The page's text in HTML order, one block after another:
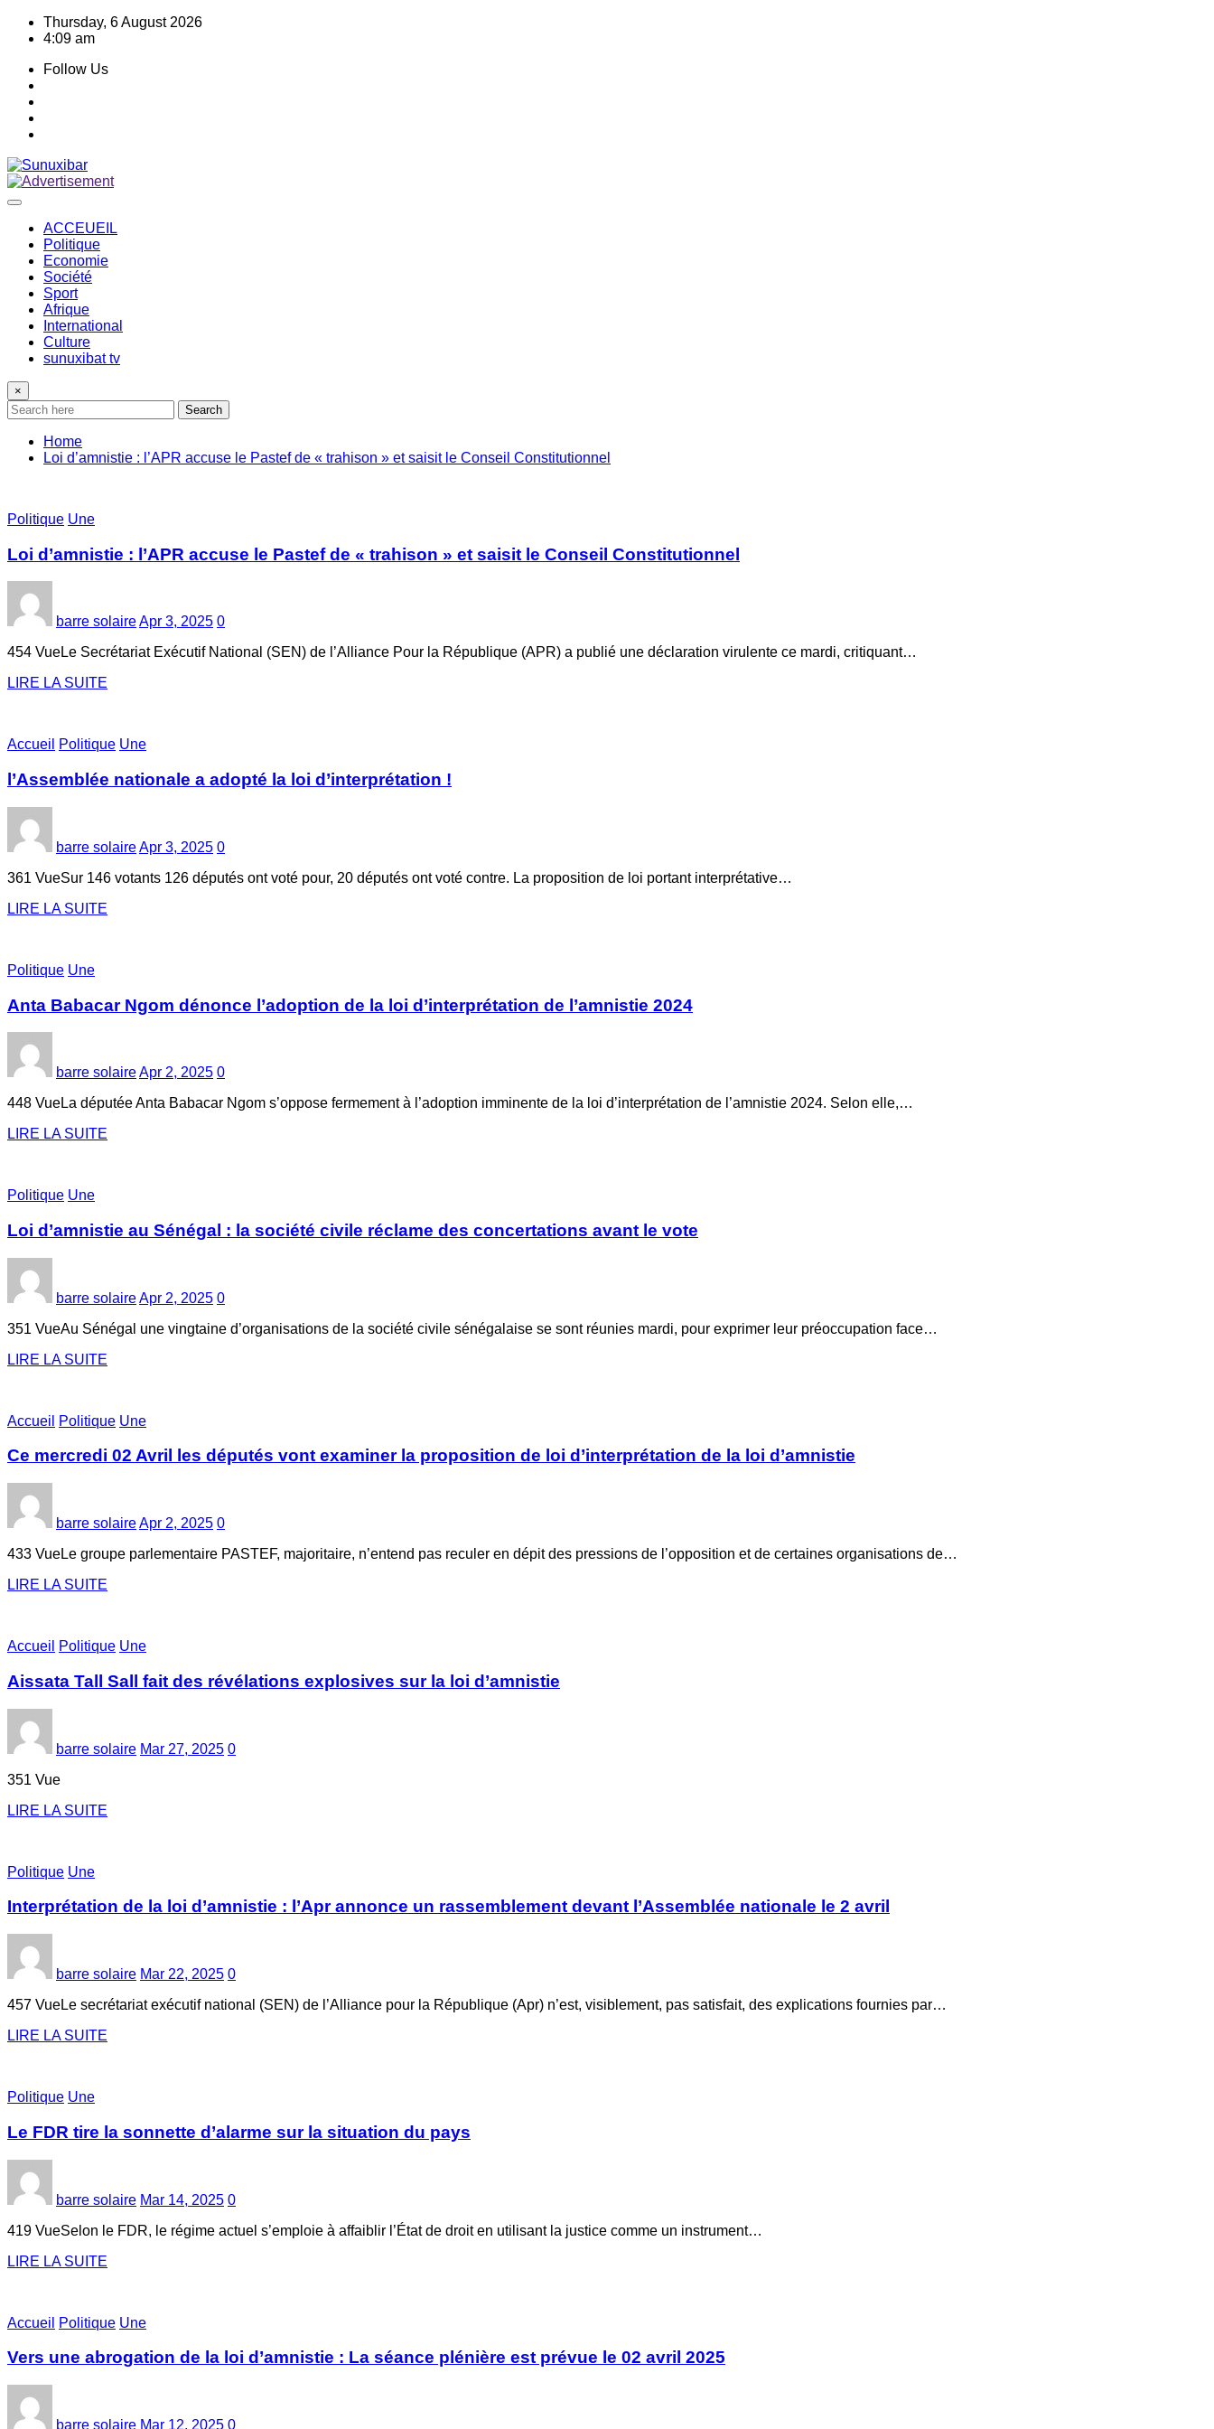
Skip
Thursday, 6 August 2026
4:09 am
Follow Us
ACCEUEIL
Politique
Economie
Société
Sport
Afrique
International
Culture
sunuxibat tv
×
Search
Home
Loi d’amnistie : l’APR accuse le Pastef de « trahison » et saisit le Conseil Constitutionnel
Politique Une
Loi d’amnistie : l’APR accuse le Pastef de « trahison » et saisit le Conseil Constitutionnel
barre solaireApr 3, 2025 0
454 VueLe Secrétariat Exécutif National (SEN) de l’Alliance Pour la République (APR) a publié une déclaration virulente ce mardi, critiquant…
LIRE LA SUITE
Accueil Politique Une
l’Assemblée nationale a adopté la loi d’interprétation !
barre solaireApr 3, 2025 0
361 VueSur 146 votants 126 députés ont voté pour, 20 députés ont voté contre. La proposition de loi portant interprétative…
LIRE LA SUITE
Politique Une
Anta Babacar Ngom dénonce l’adoption de la loi d’interprétation de l’amnistie 2024
barre solaireApr 2, 2025 0
448 VueLa députée Anta Babacar Ngom s’oppose fermement à l’adoption imminente de la loi d’interprétation de l’amnistie 2024. Selon elle,…
LIRE LA SUITE
Politique Une
Loi d’amnistie au Sénégal : la société civile réclame des concertations avant le vote
barre solaireApr 2, 2025 0
351 VueAu Sénégal une vingtaine d’organisations de la société civile sénégalaise se sont réunies mardi, pour exprimer leur préoccupation face…
LIRE LA SUITE
Accueil Politique Une
Ce mercredi 02 Avril les députés vont examiner la proposition de loi d’interprétation de la loi d’amnistie
barre solaireApr 2, 2025 0
433 VueLe groupe parlementaire PASTEF, majoritaire, n’entend pas reculer en dépit des pressions de l’opposition et de certaines organisations de…
LIRE LA SUITE
Accueil Politique Une
Aissata Tall Sall fait des révélations explosives sur la loi d’amnistie
barre solaire Mar 27, 2025 0
351 Vue
LIRE LA SUITE
Politique Une
Interprétation de la loi d’amnistie : l’Apr annonce un rassemblement devant l’Assemblée nationale le 2 avril
barre solaire Mar 22, 2025 0
457 VueLe secrétariat exécutif national (SEN) de l’Alliance pour la République (Apr) n’est, visiblement, pas satisfait, des explications fournies par…
LIRE LA SUITE
Politique Une
Le FDR tire la sonnette d’alarme sur la situation du pays
barre solaire Mar 14, 2025 0
419 VueSelon le FDR, le régime actuel s’emploie à affaiblir l’État de droit en utilisant la justice comme un instrument…
LIRE LA SUITE
Accueil Politique Une
Vers une abrogation de la loi d’amnistie : La séance plénière est prévue le 02 avril 2025
barre solaire Mar 12, 2025 0